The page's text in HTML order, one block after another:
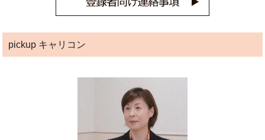
pickup キャリコン